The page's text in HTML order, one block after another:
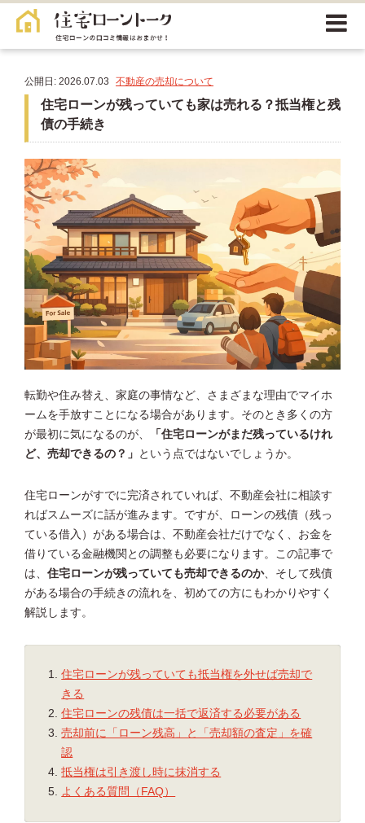
公開日: 2026.07.03 不動産の売却について
住宅ローンが残っていても家は売れる？抵当権と残
債の手続き
転勤や住み替え、家庭の事情など、さまざまな理由でマイホ
ームを手放すことになる場合があります。そのとき多くの方
が最初に気になるのが、
「住宅ローンがまだ残っているけれ
ど、売却できるの？」 という点ではないでしょうか。
住宅ローンがすでに完済されていれば、不動産会社に相談す
ればスムーズに話が進みます。ですが、ローンの残債（残っ
ている借入）がある場合は、不動産会社だけでなく、お金を
借りている金融機関との調整も必要になります。この記事で
は、 住宅ローンが残っていても売却できるのか、そして残債
がある場合の手続きの流れを、初めての方にもわかりやすく
解説します。
住宅ローンが残っていても抵当権を外せば売却で
きる
住宅ローンの残債は一括で返済する必要がある
売却前に「ローン残高」と「売却額の査定」を確
認
抵当権は引き渡し時に抹消する
よくある質問（FAQ）